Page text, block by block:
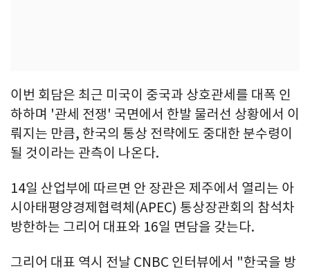
이번 회담은 최근 미국이 중국과 상호관세를 대폭 인
하하며 '관세 전쟁' 국면에서 한발 물러선 상황에서 이
뤄지는 만큼, 한국의 통상 전략에도 중대한 분수령이
될 것이라는 관측이 나온다.
14일 산업부에 따르면 안 장관은 제주에서 열리는 아
시아태평양경제협력체(APEC) 통상장관회의 참석차
방한하는 그리어 대표와 16일 면담을 갖는다.
그리어 대표 역시 전날 CNBC 인터뷰에서 "한국을 방